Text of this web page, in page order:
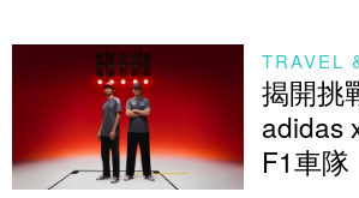
TRAVEL
揭開挑
adidas
F1車隊